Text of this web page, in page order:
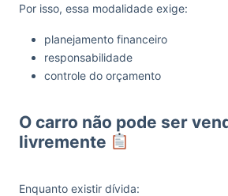
Por isso, essa modalidade exige:
planejamento financeiro
responsabilidade
controle do orçamento
O carro não pode ser
livremente
Enquanto existir dívida: